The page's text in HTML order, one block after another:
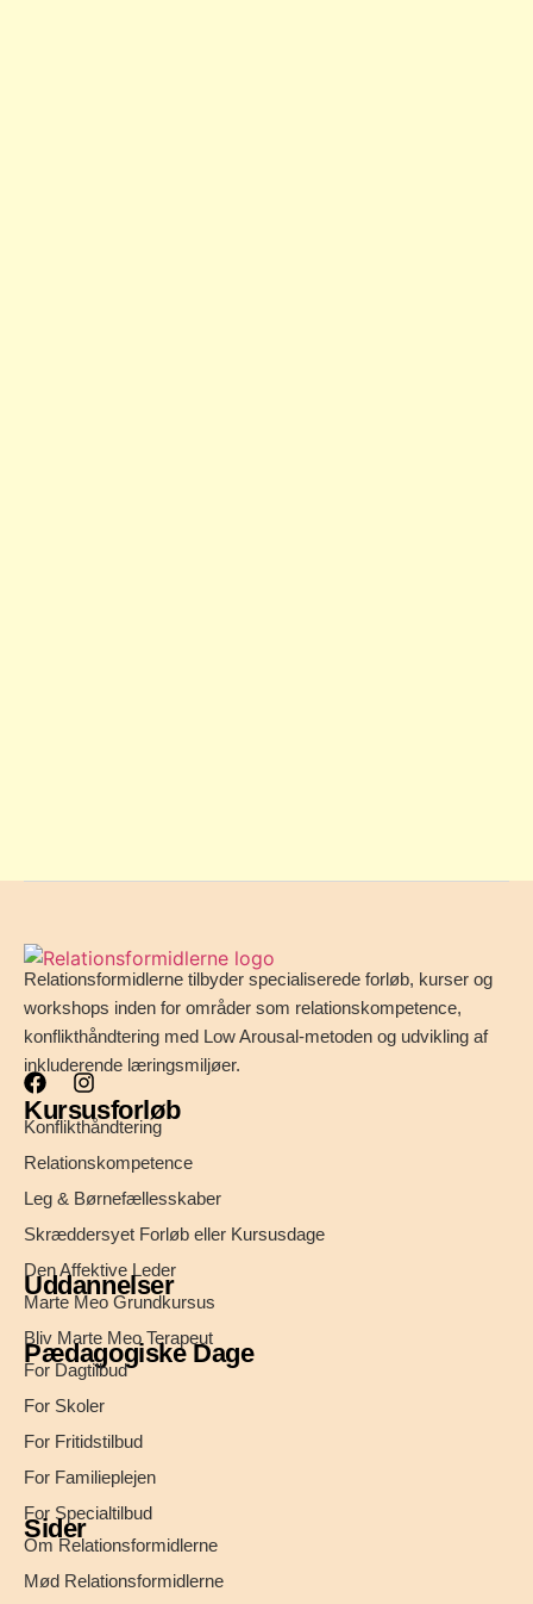
Relationsformidlerne tilbyder specialiserede forløb, kurser og
workshops inden for områder som relationskompetence,
konflikthåndtering med Low Arousal-metoden og udvikling af
inkluderende læringsmiljøer.
Kursusforløb
Konflikthåndtering
Relationskompetence
Leg & Børnefællesskaber
Skræddersyet Forløb eller Kursusdage
Den Affektive Leder
Uddannelser
Marte Meo Grundkursus
Bliv Marte Meo Terapeut
Pædagogiske Dage
For Dagtilbud
For Skoler
For Fritidstilbud
For Familieplejen
For Specialtilbud
Sider
Om Relationsformidlerne
Mød Relationsformidlerne